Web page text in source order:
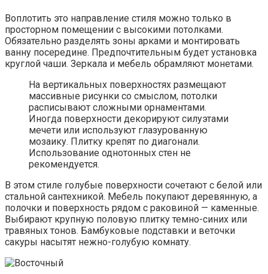
Воплотить это направление стиля можно только в
просторном помещении с высокими потолками.
Обязательно разделять зоны арками и монтировать
ванну посередине. Предпочтительным будет установка
круглой чаши. Зеркала и мебель обрамляют монетами.
На вертикальных поверхностях размещают
массивные рисунки со смыслом, потолки
расписывают сложными орнаментами.
Иногда поверхности декорируют силуэтами
мечети или используют глазурованную
мозаику. Плитку крепят по диагонали.
Использование однотонных стен не
рекомендуется.
В этом стиле голубые поверхности сочетают с белой или
стальной сантехникой. Мебель покупают деревянную, а
полочки и поверхность рядом с раковиной — каменные.
Выбирают крупную половую плитку темно-синих или
травяных тонов. Бамбуковые подставки и веточки
сакуры насытят нежно-голубую комнату.